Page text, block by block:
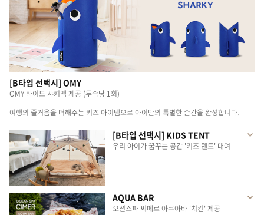
[B타입 선택시] OMY
OMY 타이드 샤키백 제공 (투숙당 1회)
여행의 즐거움을 더해주는 키즈 아이템으로 아이만의 특별한 순간을 완성합니다.
[B타입 선택시] KIDS TENT
우리 아이가 꿈꾸는 공간 '키즈 텐트' 대여
AQUA BAR
오션스파 씨메르 아쿠아바 '치킨' 제공